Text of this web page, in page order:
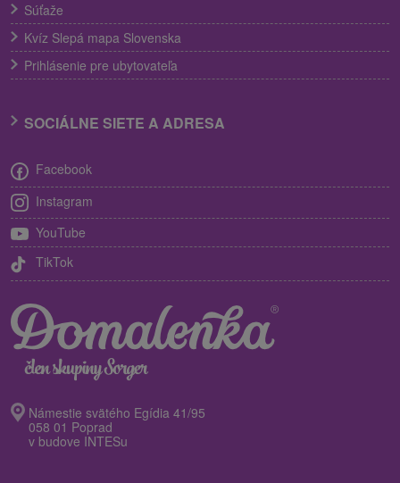
Súťaže
Kvíz Slepá mapa Slovenska
Prihlásenie pre ubytovateľa
SOCIÁLNE SIETE A ADRESA
Facebook
Instagram
YouTube
TikTok
Námestie svätého Egídia 41/95
058 01 Poprad
v budove INTESu